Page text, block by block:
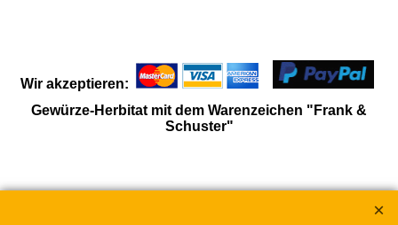
Wir akzeptieren:
Gewürze-Herbitat mit dem Warenzeichen "Frank &
Schuster"
ShopFactory Shop